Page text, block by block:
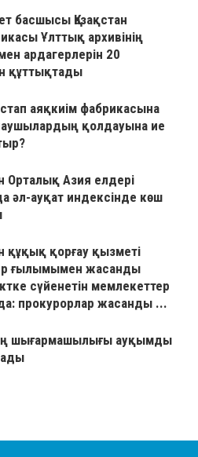
басшысы Қазақстан
Ұлттық архивінің
ардагерлерін 20
құттықтады
аяқкиім фабрикасына
қолдауына ие
Орталық Азия елдері
әл-ауқат индексінде көш
құқық қорғау қызметі
ғылымымен жасанды
сүйенетін мемлекеттер
прокурорлар жасанды ...
шығармашылығы ауқымды